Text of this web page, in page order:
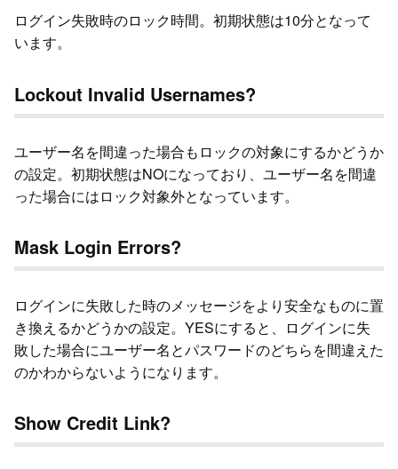
ログイン失敗時のロック時間。初期状態は10分となって
います。
Lockout Invalid Usernames?
ユーザー名を間違った場合もロックの対象にするかどうか
の設定。初期状態はNOになっており、ユーザー名を間違
った場合にはロック対象外となっています。
Mask Login Errors?
ログインに失敗した時のメッセージをより安全なものに置
き換えるかどうかの設定。YESにすると、ログインに失
敗した場合にユーザー名とパスワードのどちらを間違えた
のかわからないようになります。
Show Credit Link?